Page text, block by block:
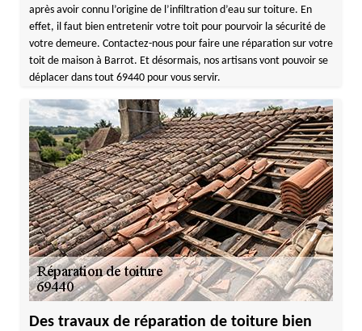
après avoir connu l’origine de l’infiltration d’eau sur toiture. En
effet, il faut bien entretenir votre toit pour pourvoir la sécurité de
votre demeure. Contactez-nous pour faire une réparation sur votre
toit de maison à Barrot. Et désormais, nos artisans vont pouvoir se
déplacer dans tout 69440 pour vous servir.
Des travaux de réparation de toiture bien